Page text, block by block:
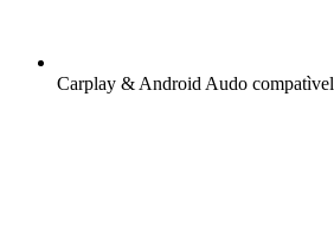
Carplay & Android Audo compatìvel